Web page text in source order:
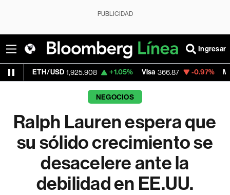
PUBLICIDAD
Ingresar
1,925.908 +1.05% Visa 366.87 -0.97% MercadoLibre
NEGOCIOS
Ralph Lauren espera que
su sólido crecimiento se
desacelere ante la
debilidad en EE.UU.